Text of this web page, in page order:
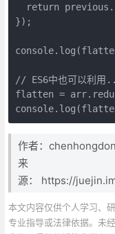
return
});
// ES6中也可以利用
flatten =
作者：
来
源： https://
本文内容仅供个人学习、
专业指导或法律依据。未